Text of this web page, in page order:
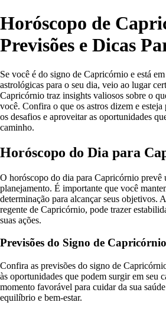
Horóscopo de
Previsões e Dicas
Se você é do signo de Capricórnio e está
astrológicas para o seu dia, veio ao lugar
Capricórnio traz insights valiosos sobre o
você. Confira o que os astros dizem e esteja
os desafios e aproveitar as oportunidades
caminho.
Horóscopo do Dia para
O horóscopo do dia para Capricórnio prevê
planejamento. É importante que você
determinação para alcançar seus objetivos.
regente de Capricórnio, pode trazer
suas ações.
Previsões do Signo de Capricórnio
Confira as previsões do signo de
às oportunidades que podem surgir em seu
momento favorável para cuidar da sua
equilíbrio e bem-estar.